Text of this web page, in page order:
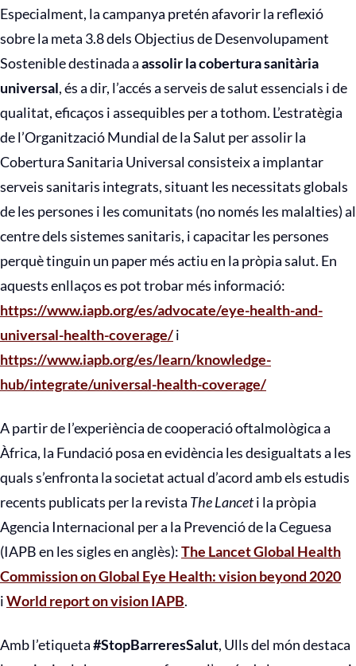
Especialment, la campanya pretén afavorir la reflexió
sobre la meta 3.8 dels Objectius de Desenvolupament
Sostenible destinada aassolir la cobertura sanitària
universal, és a dir, l’accés a serveis de salut essencials i de
qualitat, eficaços i assequibles per a tothom. L’estratègia
de l’Organització Mundial de la Salut per assolir la
Cobertura Sanitaria Universal consisteix a implantar
serveis sanitaris integrats, situant les necessitats globals
de les persones i les comunitats (no només les malalties) al
centre dels sistemes sanitaris, i capacitar les persones
perquè tinguin un paper més actiu en la pròpia salut. En
aquests enllaços es pot trobar més informació:
https://www.iapb.org/es/advocate/eye-health-and-
universal-health-coverage/i
https://www.iapb.org/es/learn/knowledge-
hub/integrate/universal-health-coverage/
A partir de l’experiència de cooperació oftalmològica a
Àfrica, la Fundació posa en evidència les desigualtats a les
quals s’enfronta la societat actual d’acord amb els estudis
recents publicats per la revista The Lanceti la pròpia
Agencia Internacional per a la Prevenció de la Ceguesa
(IAPB en les sigles en anglès):The Lancet Global Health
Commission on Global Eye Health: vision beyond 2020
iWorld report on vision IAPB.
Amb l’etiqueta#StopBarreresSalut, Ulls del món destaca